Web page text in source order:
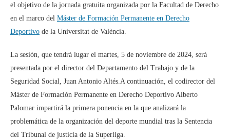
el objetivo de la jornada gratuita organizada por la Facultad de Derecho
en el marco del Máster de Formación Permanente en Derecho
Deportivo de la Universitat de València.
La sesión, que tendrá lugar el martes, 5 de noviembre de 2024, será
presentada por el director del Departamento del Trabajo y de la
Seguridad Social, Juan Antonio Altés.A continuación, el codirector del
Máster de Formación Permanente en Derecho Deportivo Alberto
Palomar impartirá la primera ponencia en la que analizará la
problemática de la organización del deporte mundial tras la Sentencia
del Tribunal de justicia de la Superliga.